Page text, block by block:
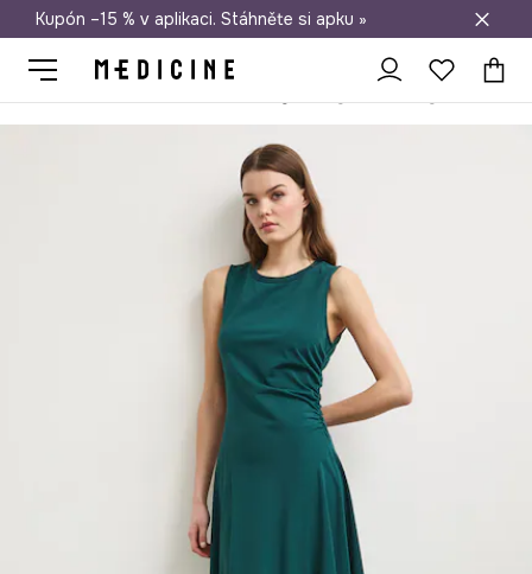
Doprava zdarma při nákupu nad 1 200 Kč
Kupón –15 % v aplikaci. Stáhněte si apku »